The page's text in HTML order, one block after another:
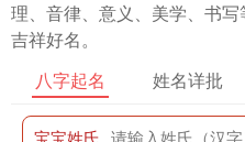
理、音律、意义、美学、书
吉祥好名。
八字起名 姓名详批